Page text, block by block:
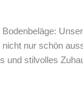
nur schön
und stilvolles